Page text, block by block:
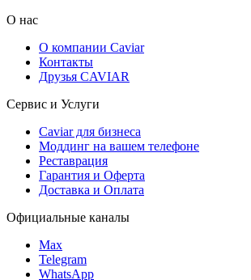
О нас
О компании Caviar
Контакты
Друзья CAVIAR
Сервис и Услуги
Caviar для бизнеса
Моддинг на вашем телефоне
Реставрация
Гарантия и Оферта
Доставка и Оплата
Официальные каналы
Max
Telegram
WhatsApp